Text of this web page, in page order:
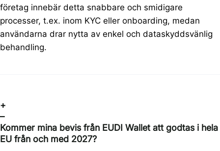
företag innebär detta snabbare och smidigare
processer, t.ex. inom KYC eller onboarding, medan
användarna drar nytta av enkel och dataskyddsvänlig
behandling.
+
–
Kommer mina bevis från EUDI Wallet att godtas i hela
EU från och med 2027?